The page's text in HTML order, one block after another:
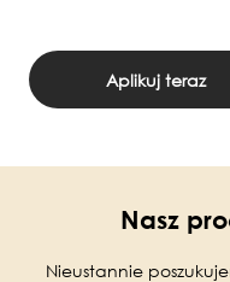
Aplikuj teraz
Nasz
Nieustannie